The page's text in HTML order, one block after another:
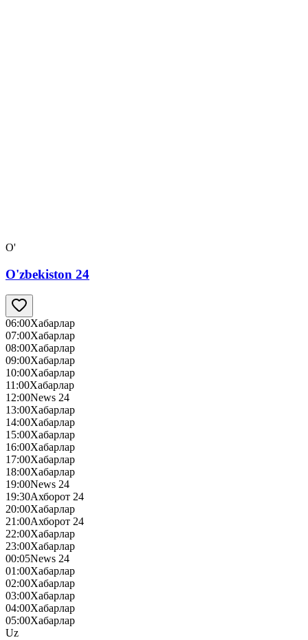
O'
O'zbekiston 24
06:00Хабарлар
07:00Хабарлар
08:00Хабарлар
09:00Хабарлар
10:00Хабарлар
11:00Хабарлар
12:00News 24
13:00Хабарлар
14:00Хабарлар
15:00Хабарлар
16:00Хабарлар
17:00Хабарлар
18:00Хабарлар
19:00News 24
19:30Ахборот 24
20:00Хабарлар
21:00Ахборот 24
22:00Хабарлар
23:00Хабарлар
00:05News 24
01:00Хабарлар
02:00Хабарлар
03:00Хабарлар
04:00Хабарлар
05:00Хабарлар
Uz